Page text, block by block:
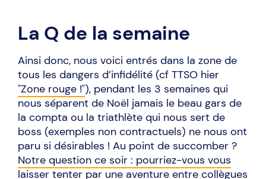
La Q de la semaine
Ainsi donc, nous voici entrés dans la zone de
tous les dangers d’infidélité (cf TTSO hier
"Zone rouge !"), pendant les 3 semaines qui
nous séparent de Noël jamais le beau gars de
la compta ou la triathlète qui nous sert de
boss (exemples non contractuels) ne nous ont
paru si désirables ! Au point de succomber ?
Notre question ce soir : pourriez-vous vous
laisser tenter par une aventure entre collègues